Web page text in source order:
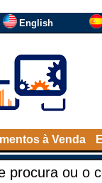
English
à Venda